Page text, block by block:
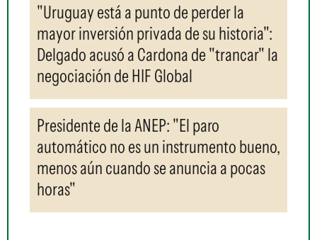
"Uruguay está a punto de perder la
mayor inversión privada de su historia":
Delgado acusó a Cardona de "trancar" la
negociación de HIF Global
Presidente de la ANEP: "El paro
automático no es un instrumento bueno,
menos aún cuando se anuncia a pocas
horas"